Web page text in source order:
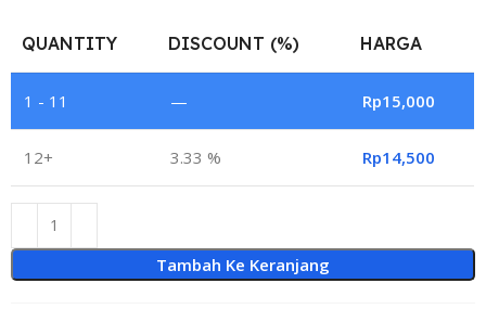
QUANTITY DISCOUNT (%) HARGA
1 - 11 — Rp15,000
12+ 3.33 % Rp14,500
Tambah Ke Keranjang